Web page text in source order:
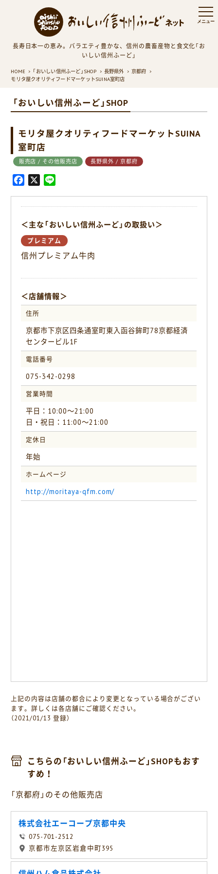
長寿日本一の恵み。バラエティ豊かな、信州の農畜産物と食文化「お
いしい信州ふーど」
HOME 「おいしい信州ふーど」SHOP 長野県外
京都府
モリタ屋クオリティフードマーケットSUINA室町店
「おいしい信州ふーど」SHOP
モリタ屋クオリティフードマーケットSUINA
室町店
販売店 / その他販売店 長野県外 / 京都府
b
o
o
k
X
＜主な「おいしい信州ふーど」の取扱い＞
プレミアム
信州プレミアム牛肉
＜店舗情報＞
住所
京都市下京区四条通室町東入函谷鉾町78京都経済
センタービル1F
電話番号
075-342-0298
営業時間
平日：10:00〜21:00
日・祝日：11:00〜21:00
定休日
年始
ホームページ
http://moritaya-qfm.com/
上記の内容は店舗の都合により変更となっている場合がござい
ます。詳しくは各店舗にご確認ください。
（2021/01/13 登録）
こちらの「おいしい信州ふーど」SHOPもおす
すめ！
「京都府」のその他販売店
株式会社エーコープ京都中央
075-701-2512
京都市左京区岩倉中町395